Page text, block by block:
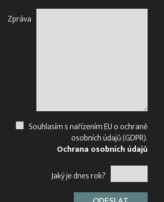
Zpráva
Souhlasím s nařízením EU o ochraně
osobních údajů (GDPR).
Ochrana osobních údajů
Jaký je dnes rok?